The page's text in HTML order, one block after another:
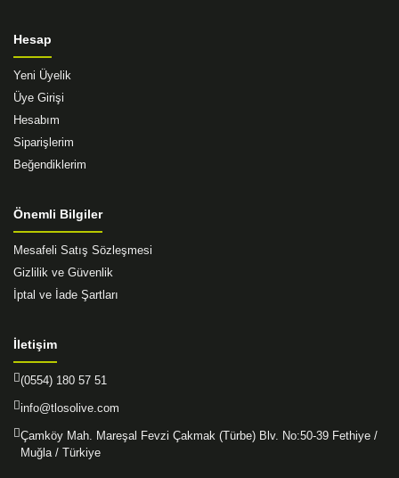
Hesap
Yeni Üyelik
Üye Girişi
Hesabım
Siparişlerim
Beğendiklerim
Önemli Bilgiler
Mesafeli Satış Sözleşmesi
Gizlilik ve Güvenlik
İptal ve İade Şartları
İletişim
(0554) 180 57 51
info@tlosolive.com
Çamköy Mah. Mareşal Fevzi Çakmak (Türbe) Blv. No:50-39 Fethiye /
Muğla / Türkiye